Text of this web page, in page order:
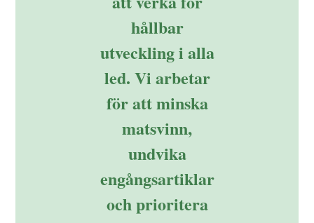
hållbar
utveckling i alla
led. Vi arbetar
för att minska
matsvinn,
undvika
engångsartiklar
och prioritera